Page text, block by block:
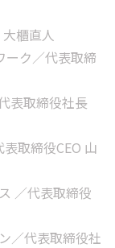
櫃直人
ーク／代表取締
表取締役社長
取締役CEO 山
／代表取締役
／代表取締役社